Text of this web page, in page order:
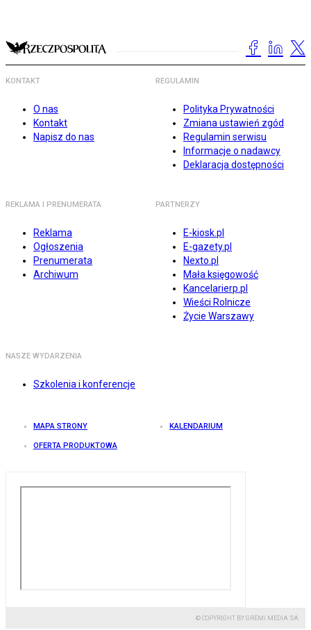
KONTAKT
O nas
Kontakt
Napisz do nas
REGULAMIN
Polityka Prywatności
Zmiana ustawień zgód
Regulamin serwisu
Informacje o nadawcy
Deklaracja dostępności
REKLAMA I PRENUMERATA
Reklama
Ogłoszenia
Prenumerata
Archiwum
PARTNERZY
E-kiosk.pl
E-gazety.pl
Nexto.pl
Mała księgowość
Kancelarierp.pl
Wieści Rolnicze
Życie Warszawy
NASZE WYDARZENIA
Szkolenia i konferencje
MAPA STRONY KALENDARIUM
OFERTA PRODUKTOWA
© COPYRIGHT BY GREMI MEDIA SA